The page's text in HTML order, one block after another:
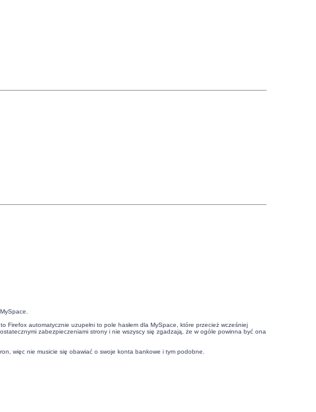
automatycznie uzupełni to pole hasłem dla MySpace, które przecież wcześniej
zabezpieczeniami strony i nie wszyscy się zgadzają, że w ogóle powinna być ona
więc nie musicie się obawiać o swoje konta bankowe i tym podobne.